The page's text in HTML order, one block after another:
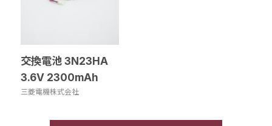
交換電池 3N23HA
3.6V 2300mAh
三菱電機株式会社